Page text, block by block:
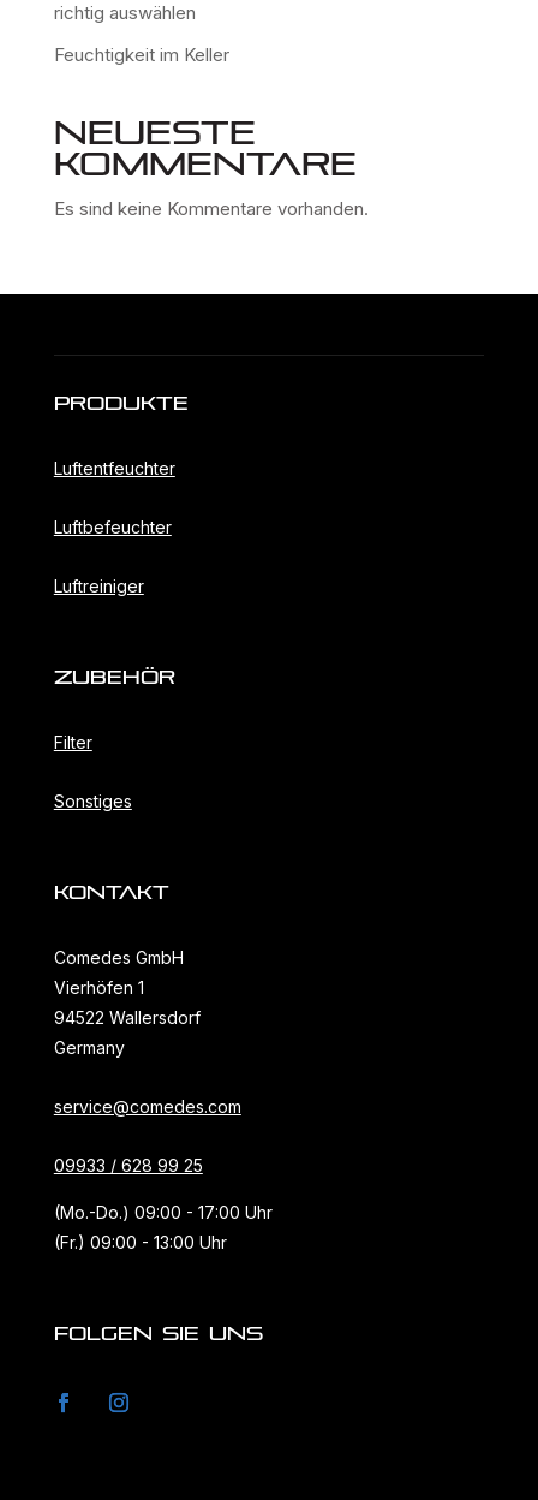
richtig auswählen
Feuchtigkeit im Keller
Neueste
Kommentare
Es sind keine Kommentare vorhanden.
Produkte
Luftentfeuchter
Luftbefeuchter
Luftreiniger
ZubehöR
Filter
Sonstiges
KONTAKT
Comedes GmbH
Vierhöfen 1
94522 Wallersdorf
Germany
service@comedes.com
09933 / 628 99 25
(Mo.-Do.) 09:00 - 17:00 Uhr
(Fr.) 09:00 - 13:00 Uhr
FOLGEN SIE UNS